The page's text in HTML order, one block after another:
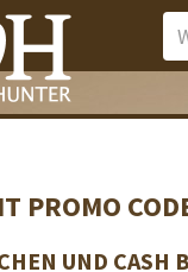
PROMO
UND CASH